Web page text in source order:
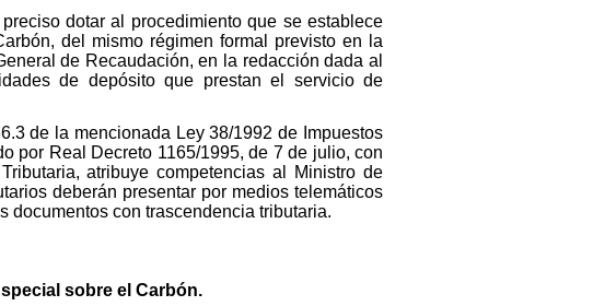
dotar al procedimiento que se establece
del mismo régimen formal previsto en la
de Recaudación, en la redacción dada al
de depósito que prestan el servicio de
de la mencionada Ley 38/1992 de Impuestos
por Real Decreto 1165/1995, de 7 de julio, con
atribuye competencias al Ministro de
deberán presentar por medios telemáticos
con trascendencia tributaria.
sobre el Carbón.